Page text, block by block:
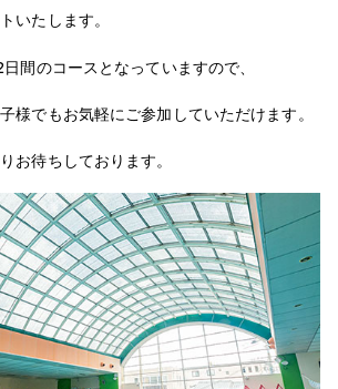
いたします。
間のコースとなっていますので、
様でもお気軽にご参加していただけます。
お待ちしております。